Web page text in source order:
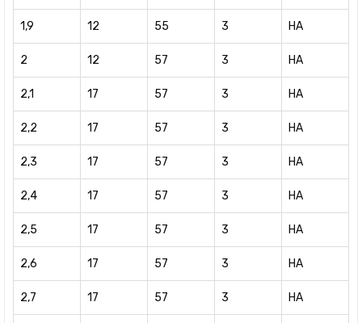
1,9 12 55 3 HA
2 12 57 3 HA
2,1 17 57 3 HA
2,2 17 57 3 HA
2,3 17 57 3 HA
2,4 17 57 3 HA
2,5 17 57 3 HA
2,6 17 57 3 HA
2,7 17 57 3 HA